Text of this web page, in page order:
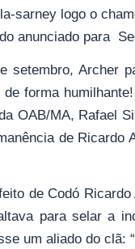
sarney logo o
anunciado para
setembro, Archer
de forma
OAB/MA, Rafael
de Ricardo
de Codó
para selar a
um aliado do